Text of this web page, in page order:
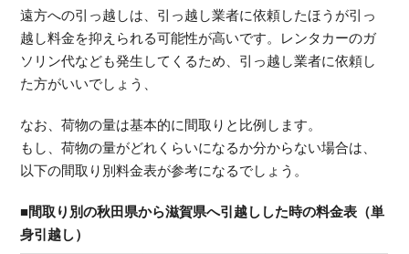
遠方への引っ越しは、引っ越し業者に依頼したほうが引っ
越し料金を抑えられる可能性が高いです。レンタカーのガ
ソリン代なども発生してくるため、引っ越し業者に依頼し
た方がいいでしょう、
なお、荷物の量は基本的に間取りと比例します。
もし、荷物の量がどれくらいになるか分からない場合は、
以下の間取り別料金表が参考になるでしょう。
■間取り別の秋田県から滋賀県へ引越しした時の料金表（単
身引越し）